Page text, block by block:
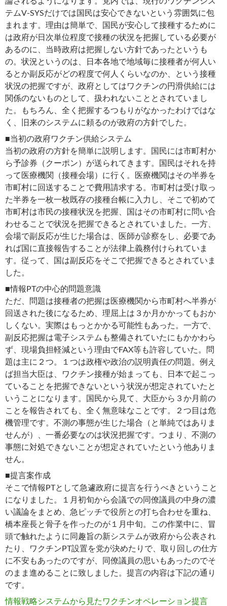
テムV-SYSだけでは国民は安心できないという雰囲気に包
まれます。理由は簡単で、国民が安心して接種するために
は政府が日次単位程度で接種の状況を把握している必要が
あるのに、当時政府は把握しない方針であったというも
の。状況というのは、日本各地で地域毎に接種者が何人い
るとか副反応がどの程度で何人くらいなのか、という接種
状況の把握ですが、政府としてはワクチンの円滑供給には
関係のないものとして、扱われないこととされていまし
た。もちろん、全く把握するつもりがなかったわけではな
く、旧来のシステムに頼るのが政府の方針でした。
■当初の政府ワクチン供給システム
当初の政府の方針を簡単に説明します。国民には市町村か
ら予診券（クーポン）が送られてきます。国民はそれを持
って医療機関（接種会場）に行く。医療機関はその半券を
市町村に回送することで費用請求する。市町村は受け取っ
た半券を一枚一枚既存の接種台帳に入力し、そこで初めて
市町村は市民の接種状況を把握、国はその市町村に問い合
わせることで状況を把握できるとされていました。一方、
会場で副反応が生じた場合は、医師が診察をし、必要であ
れば国に直接報告することが法律上義務付けられていま
す。従って、国は副反応をそこで把握できるとされていま
した。
■情報PTの中心的問題意識
ただ、問題は接種者の把握は医療機関から市町村へ半券が
回送された後になるため、理屈上は３か月かかってもおか
しくない。実際はもっとかかる可能性もあった。一方で、
副反応把握は電子システムも整備されていたにもかかわら
ず、現場負担軽減という理由でFAX等も許容していた。問
題は主に２つ。１つは政権や政治の説明責任の問題。例え
ば担当大臣は、ワクチン接種が始まっても、日本で起こっ
ていることを把握できないという状況が想定されていたと
いうことになります。国民から見て、大臣から３か月前の
ことを報告されても、全く無意味なことです。２つ目は危
機管理です。不測の事態が生じた場合（と単純ではありま
せんが）、一番必要なのは状況把握です。つまり、不測の
事態に対処できないことが想定されていたという他ありま
せん。
■提言案作成
そこで情報PTとして急遽政府に提言を行うべきということ
になりました。１月初旬から会議での同僚議員の中身の濃
い議論をまとめ、急ピッチで役所との打ち合わせを重ね、
橋本座長と骨子を作ったのが１月中旬。この作業中に、冒
頭で触れたように同趣旨の新システムが政府から公表され
たり、ワクチンPT設置を党が決めたりで、取り回しの仕方
に不安もあったのですが、同僚議員の思いもあったのでそ
のまま進めることに致しました。提言の内容は下記の通り
です。
情報戦略システムから見たワクチンオペレーション提言